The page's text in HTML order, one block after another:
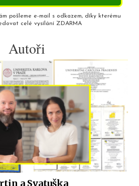
pošleme e-mail s odkazem, díky kterému
celé vysílání ZDARMA
Autoři
a Svatuška